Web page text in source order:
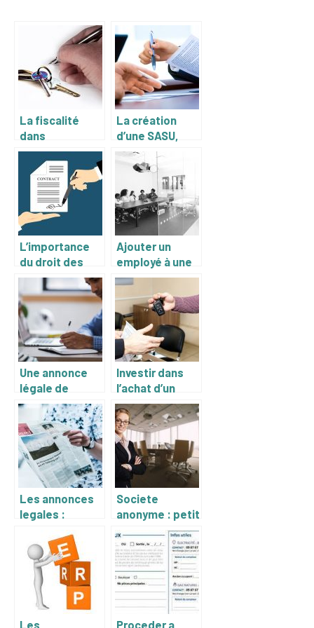
La fiscalité
dans
l’investissement
immobilier
locatif
La création
d’une SASU,
comment ça se
passe ?
L’importance
du droit des
affaires :
Conseils pour
les
propriétaires
d’entreprises
Ajouter un
employé à une
SARL :
Quelques
éléments à
prendre en
compte
Une annonce
légale de
création
d’entreprise
Investir dans
l’achat d’un
véhicule et de
ses papiers : la
carte grise
Les annonces
legales :
pourquoi les
placer dans un
journal ?
Societe
anonyme : petit
decryptage
Les
Proceder a